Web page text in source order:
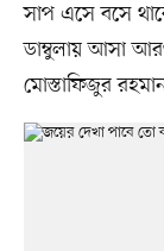
সাপ এসে বসে
ডাম্বুলায় আসা
মোস্তাফিজুর